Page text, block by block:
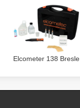
Elcometer 138 Bresle